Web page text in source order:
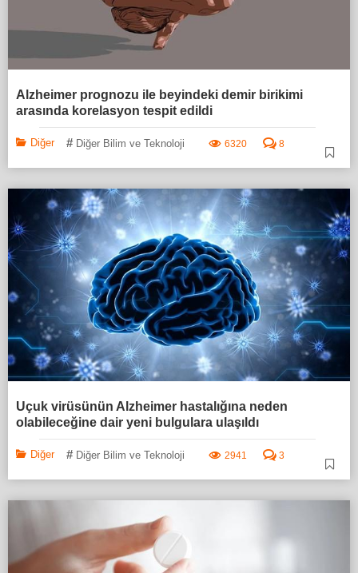
Alzheimer prognozu ile beyindeki demir birikimi
arasında korelasyon tespit edildi
Diğer # Diğer Bilim ve Teknoloji 6320 8
Uçuk virüsünün Alzheimer hastalığına neden
olabileceğine dair yeni bulgulara ulaşıldı
Diğer # Diğer Bilim ve Teknoloji 2941 3